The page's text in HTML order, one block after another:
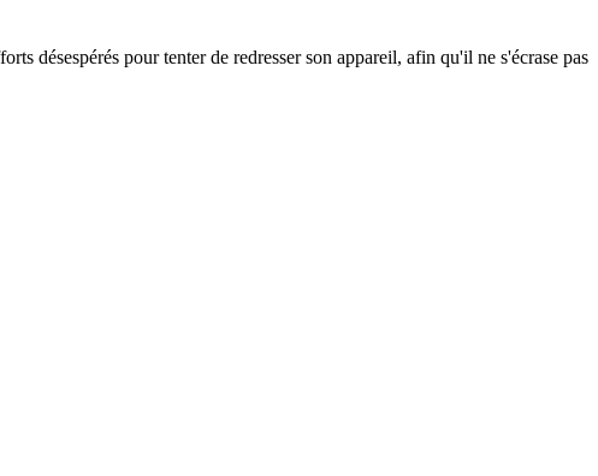
désespérés pour tenter de redresser son appareil, afin qu'il ne s'écrase pas